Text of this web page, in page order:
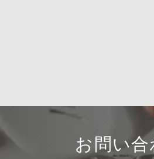
お問い合